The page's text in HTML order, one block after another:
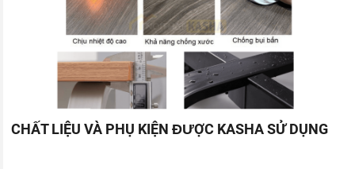
CHẤT LIỆU VÀ PHỤ KIỆN ĐƯỢC KASHA SỬ DỤNG